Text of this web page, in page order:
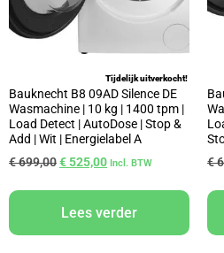
Tijdelijk uitverkocht!
Bauknecht B8 09AD Silence DE
Wasmachine | 10 kg | 1400 tpm |
Load Detect | AutoDose | Stop &
Add | Wit | Energielabel A
€699,00€525,00 Incl. BTW
Lees verder
€